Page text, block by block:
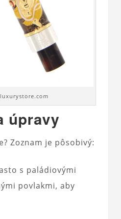
úpravy
Zoznam je pôsobivý:
s paládiovými
povlakmi, aby